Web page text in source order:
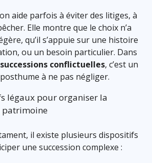
aide parfois à éviter des litiges, à
Elle montre que le choix n’a
qu’il s’appuie sur une histoire
ou un besoin particulier. Dans
successions conflictuelles, c’est un
à ne pas négliger.
légaux pour organiser la
patrimoine
il existe plusieurs dispositifs
une succession complexe :